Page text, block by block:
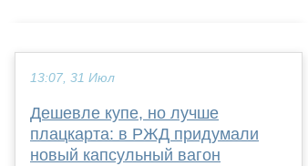
13:07, 31 Июл
Дешевле купе, но лучше
плацкарта: в РЖД придумали
новый капсульный вагон